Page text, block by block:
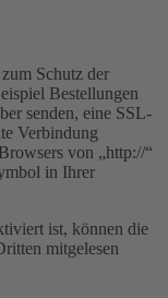
Schutz der
Bestellungen
senden, eine SSL-
Verbindung
von „http://“
in Ihrer
ist, können die
mitgelesen